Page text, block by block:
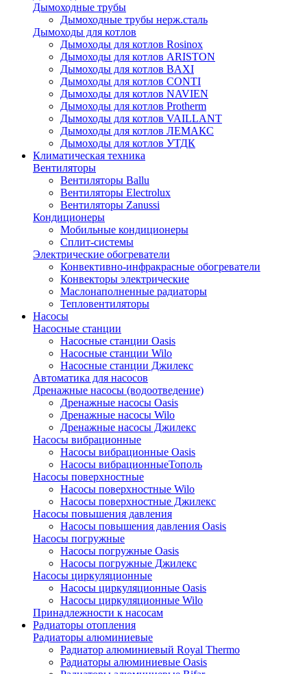
Дымоходные трубы
Дымоходные трубы нерж.сталь
Дымоходы для котлов
Дымоходы для котлов Rosinox
Дымоходы для котлов ARISTON
Дымоходы для котлов BAXI
Дымоходы для котлов CONTI
Дымоходы для котлов NAVIEN
Дымоходы для котлов Protherm
Дымоходы для котлов VAILLANT
Дымоходы для котлов ЛЕМАКС
Дымоходы для котлов УТДК
Климатическая техника
Вентиляторы
Вентиляторы Ballu
Вентиляторы Electrolux
Вентиляторы Zanussi
Кондиционеры
Мобильные кондиционеры
Сплит-системы
Электрические обогреватели
Конвективно-инфракрасные обогреватели
Конвекторы электрические
Маслонаполненные радиаторы
Тепловентиляторы
Насосы
Насосные станции
Насосные станции Oasis
Насосные станции Wilo
Насосные станции Джилекс
Автоматика для насосов
Дренажные насосы (водоотведение)
Дренажные насосы Oasis
Дренажные насосы Wilo
Дренажные насосы Джилекс
Насосы вибрационные
Насосы вибрационные Oasis
Насосы вибрационныеТополь
Насосы поверхностные
Насосы поверхностные Wilo
Насосы поверхностные Джилекс
Насосы повышения давления
Насосы повышения давления Oasis
Насосы погружные
Насосы погружные Oasis
Насосы погружные Джилекс
Насосы циркуляционные
Насосы циркуляционные Oasis
Насосы циркуляционные Wilo
Принадлежности к насосам
Радиаторы отопления
Радиаторы алюминиевые
Радиатор алюминиевый Royal Thermo
Радиаторы алюминиевые Oasis